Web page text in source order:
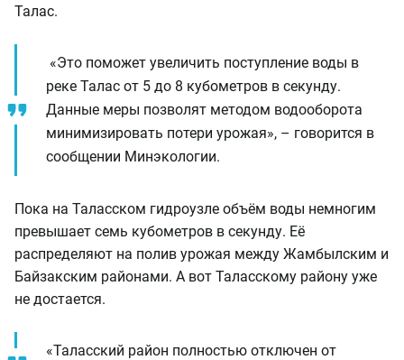
Талас.
«Это поможет увеличить поступление воды в
реке Талас от 5 до 8 кубометров в секунду.
Данные меры позволят методом водооборота
минимизировать потери урожая», – говорится в
сообщении Минэкологии.
Пока на Таласском гидроузле объём воды немногим
превышает семь кубометров в секунду. Её
распределяют на полив урожая между Жамбылским и
Байзакским районами. А вот Таласскому району уже
не достается.
«Таласский район полностью отключен от